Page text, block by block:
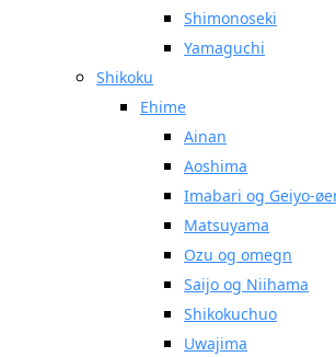
Shimonoseki
Yamaguchi
Shikoku
Ehime
Ainan
Aoshima
Imabari og Geiyo-
Matsuyama
Ozu og omegn
Saijo og Niihama
Shikokuchuo
Uwajima